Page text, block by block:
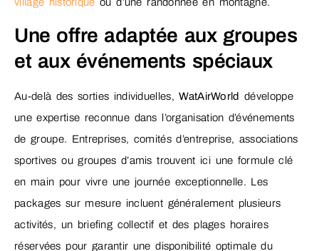
Une offre adaptée aux groupes
et aux événements spéciaux
Au-delà des sorties individuelles,WatAirWorld développe
une expertise reconnue dans l’organisation d’événements
de groupe. Entreprises, comités d’entreprise, associations
sportives ou groupes d’amis trouvent ici une formule clé
en main pour vivre une journée exceptionnelle. Les
packages sur mesure incluent généralement plusieurs
activités, un briefing collectif et des plages horaires
réservées pour garantir une disponibilité optimale du